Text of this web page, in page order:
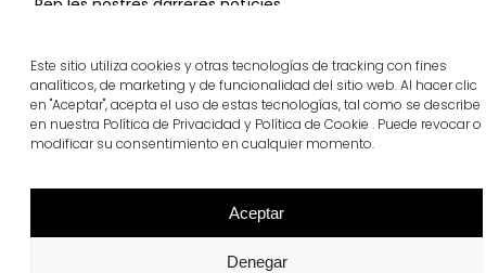
Este sitio utiliza cookies y otras tecnologías de tracking con fines
analíticos, de marketing y de funcionalidad del sitio web. Al hacer clic
en "Aceptar", acepta el uso de estas tecnologías, tal como se describe
en nuestra Política de Privacidad y Política de Cookie . Puede revocar o
modificar su consentimiento en cualquier momento.
Aceptar
Denegar
Segueix-nos
breinco © 2026 Tots els drets reservats
Canal ètic